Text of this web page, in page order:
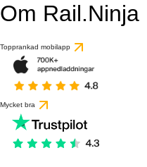
Om Rail.Ninja
Topprankad mobilapp
Mycket bra